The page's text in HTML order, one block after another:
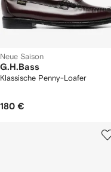
Neue Saison
G.H.Bass
Klassische Penny-Loafer
180 €